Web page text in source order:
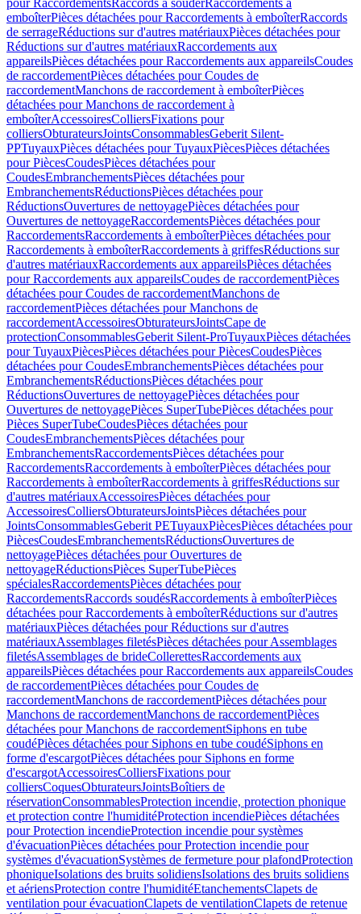
pour RaccordementsRaccords à souderRaccordements à
emboîterPièces détachées pour Raccordements à emboîterRaccords
de serrageRéductions sur d'autres matériauxPièces détachées pour
Réductions sur d'autres matériauxRaccordements aux
appareilsPièces détachées pour Raccordements aux appareilsCoudes
de raccordementPièces détachées pour Coudes de
raccordementManchons de raccordement à emboîterPièces
détachées pour Manchons de raccordement à
emboîterAccessoiresColliersFixations pour
colliersObturateursJointsConsommablesGeberit Silent-
PPTuyauxPièces détachées pour TuyauxPiècesPièces détachées
pour PiècesCoudesPièces détachées pour
CoudesEmbranchementsPièces détachées pour
EmbranchementsRéductionsPièces détachées pour
RéductionsOuvertures de nettoyagePièces détachées pour
Ouvertures de nettoyageRaccordementsPièces détachées pour
RaccordementsRaccordements à emboîterPièces détachées pour
Raccordements à emboîterRaccordements à griffesRéductions sur
d'autres matériauxRaccordements aux appareilsPièces détachées
pour Raccordements aux appareilsCoudes de raccordementPièces
détachées pour Coudes de raccordementManchons de
raccordementPièces détachées pour Manchons de
raccordementAccessoiresObturateursJointsCape de
protectionConsommablesGeberit Silent-ProTuyauxPièces détachées
pour TuyauxPiècesPièces détachées pour PiècesCoudesPièces
détachées pour CoudesEmbranchementsPièces détachées pour
EmbranchementsRéductionsPièces détachées pour
RéductionsOuvertures de nettoyagePièces détachées pour
Ouvertures de nettoyagePièces SuperTubePièces détachées pour
Pièces SuperTubeCoudesPièces détachées pour
CoudesEmbranchementsPièces détachées pour
EmbranchementsRaccordementsPièces détachées pour
RaccordementsRaccordements à emboîterPièces détachées pour
Raccordements à emboîterRaccordements à griffesRéductions sur
d'autres matériauxAccessoiresPièces détachées pour
AccessoiresColliersObturateursJointsPièces détachées pour
JointsConsommablesGeberit PETuyauxPiècesPièces détachées pour
PiècesCoudesEmbranchementsRéductionsOuvertures de
nettoyagePièces détachées pour Ouvertures de
nettoyageRéductionsPièces SuperTubePièces
spécialesRaccordementsPièces détachées pour
RaccordementsRaccords soudésRaccordements à emboîterPièces
détachées pour Raccordements à emboîterRéductions sur d'autres
matériauxPièces détachées pour Réductions sur d'autres
matériauxAssemblages filetésPièces détachées pour Assemblages
filetésAssemblages de brideCollerettesRaccordements aux
appareilsPièces détachées pour Raccordements aux appareilsCoudes
de raccordementPièces détachées pour Coudes de
raccordementManchons de raccordementPièces détachées pour
Manchons de raccordementManchons de raccordementPièces
détachées pour Manchons de raccordementSiphons en tube
coudéPièces détachées pour Siphons en tube coudéSiphons en
forme d'escargotPièces détachées pour Siphons en forme
d'escargotAccessoiresColliersFixations pour
colliersCoquesObturateursJointsBoîtiers de
réservationConsommablesProtection incendie, protection phonique
et protection contre l'humiditéProtection incendiePièces détachées
pour Protection incendieProtection incendie pour systèmes
d'évacuationPièces détachées pour Protection incendie pour
systèmes d'évacuationSystèmes de fermeture pour plafondProtection
phoniqueIsolations des bruits solidiensIsolations des bruits solidiens
et aériensProtection contre l'humiditéEtanchementsClapets de
ventilation pour évacuationClapets de ventilationClapets de retenue